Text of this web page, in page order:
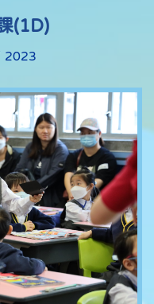
(1D)
2023